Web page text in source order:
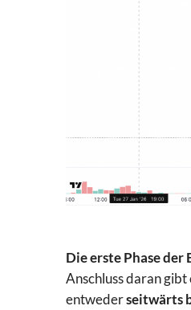
Die erste Phase
Anschluss daran
entwederseitwärts